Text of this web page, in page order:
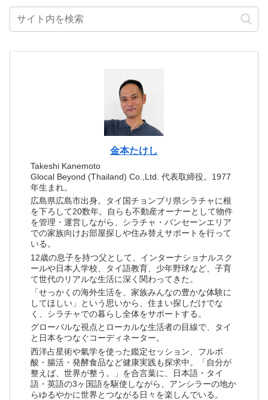
金本たけし
Takeshi Kanemoto
Glocal Beyond (Thailand) Co.,Ltd. 代表取締役。1977
年生まれ。
広島県広島市出身。タイ国チョンブリ県シラチャに根
を下ろして20数年。自らも不動産オーナーとして物件
を管理・運営しながら、シラチャ・バンセーンエリア
での家族向けお部屋探しや住み替えサポートを行って
いる。
12歳の息子を持つ父として、インターナショナルスク
ールや日本人学校、タイ語教育、少年野球など、子育
て世代のリアルな生活に深く関わってきた。
「せっかくの海外生活を、家族みんなの豊かな体験に
してほしい」という思いから、住まい探しだけでな
く、シラチャでの暮らし全体をサポートする。
グローバルな視点とローカルな生活者の目線で、タイ
と日本をつなぐコーディネーター。
西洋占星術や氣学を使った鑑定セッション、フルボ
酸・腸活・発酵食品など健康実践も探求中。「自分が
整えば、世界が整う。」を合言葉に、日本語・タイ
語・英語の3ヶ国語を駆使しながら、アンシラーの地か
らゆるやかに世界とつながる日々を楽しんでいる。